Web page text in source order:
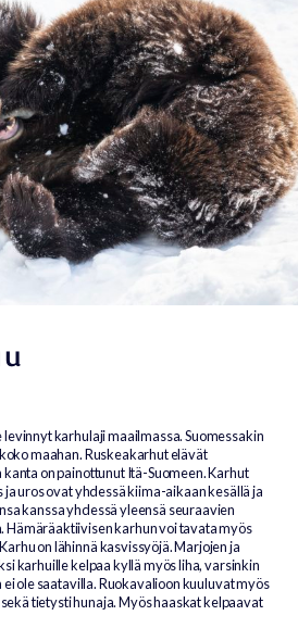
karhulaji maailmassa. Suomessakin
maahan. Ruskeakarhut elävät
on painottunut Itä-Suomeen. Karhut
uros ovat yhdessä kiima-aikaan kesällä ja
kanssa yhdessä yleensä seuraavien
Hämäräaktiivisen karhun voi tavata myös
on lähinnä kasvissyöjä. Marjojen ja
karhuille kelpaa kyllä myös liha, varsinkin
ole saatavilla. Ruokavalioon kuuluvat myös
tietysti hunaja. Myös haaskat kelpaavat